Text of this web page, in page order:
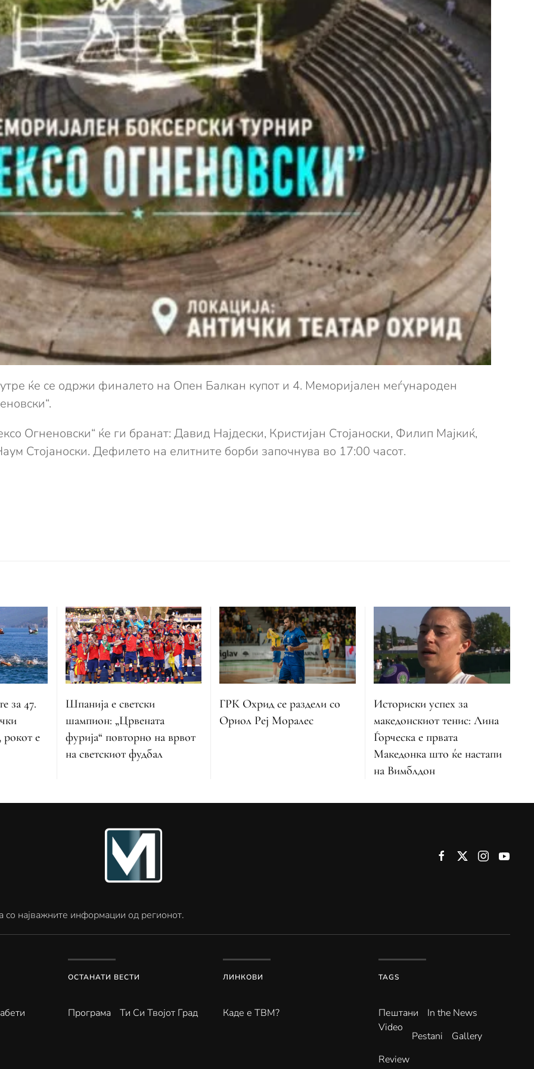
ќе се одржи финалето на Опен Балкан купот и 4. Меморијален меѓународен
Огненовски“ ќе ги бранат: Давид Најдески, Кристијан Стојаноски, Филип Мајкиќ,
Стојаноски. Дефилето на елитните борби започнува во 17:00 часот.
за 47.
е
Шпанија е светски
шампион: „Црвената
фурија“ повторно на врвот
на светскиот фудбал
ГРК Охрид се раздели со
Ориол Реј Моралес
Историски успех за
македонскиот тенис: Лина
Ѓорческа е првата
Македонка што ќе настапи
на Вимблдон
најважните информации од регионот.
ОСТАНАТИ ВЕСТИ
Програма Ти Си Твојот Град
ЛИНКОВИ
Каде е ТВМ?
TAGS
Пештани
In the News
Video
Pestani
Gallery
Review